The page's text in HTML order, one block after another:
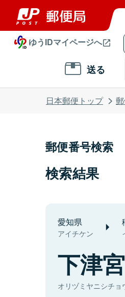
ゆうIDマイページへ
送る
日本郵便トップ
郵便番号検索
検索結果
愛知県
アイチケン
下津
オリヅミヤニシチョ